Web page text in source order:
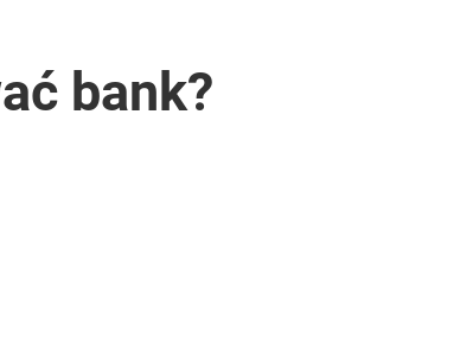
bank?